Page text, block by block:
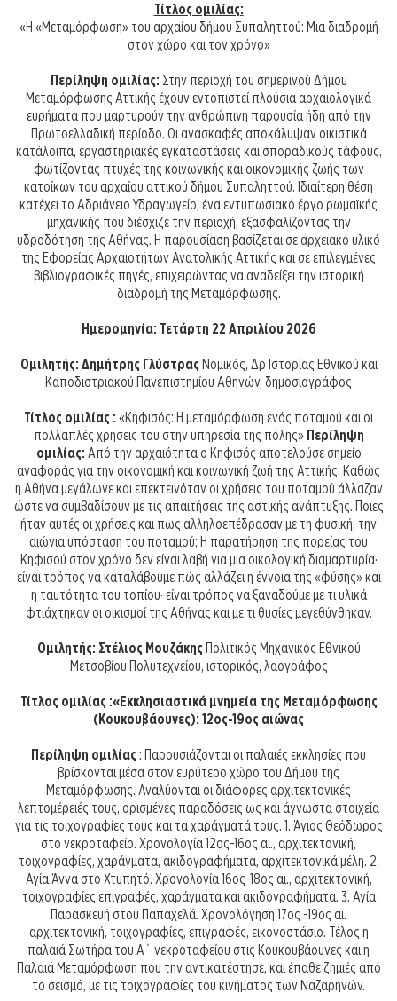
Τίτλος ομιλίας:
«Η «Μεταμόρφωση» του αρχαίου δήμου Συπαληττού: Μια διαδρομή
στον χώρο και τον χρόνο»
Περίληψη ομιλίας: Στην περιοχή του σημερινού Δήμου
Μεταμόρφωσης Αττικής έχουν εντοπιστεί πλούσια αρχαιολογικά
ευρήματα που μαρτυρούν την ανθρώπινη παρουσία ήδη από την
Πρωτοελλαδική περίοδο. Οι ανασκαφές αποκάλυψαν οικιστικά
κατάλοιπα, εργαστηριακές εγκαταστάσεις και σποραδικούς τάφους,
φωτίζοντας πτυχές της κοινωνικής και οικονομικής ζωής των
κατοίκων του αρχαίου αττικού δήμου Συπαληττού. Ιδιαίτερη θέση
κατέχει το Αδριάνειο Υδραγωγείο, ένα εντυπωσιακό έργο ρωμαϊκής
μηχανικής που διέσχιζε την περιοχή, εξασφαλίζοντας την
υδροδότηση της Αθήνας. Η παρουσίαση βασίζεται σε αρχειακό υλικό
της Εφορείας Αρχαιοτήτων Ανατολικής Αττικής και σε επιλεγμένες
βιβλιογραφικές πηγές, επιχειρώντας να αναδείξει την ιστορική
διαδρομή της Μεταμόρφωσης.
Ημερομηνία: Τετάρτη 22 Απριλίου 2026
Ομιλητής: Δημήτρης ΓλύστραςΝομικός, Δρ Ιστορίας Εθνικού και
Καποδιστριακού Πανεπιστημίου Αθηνών, δημοσιογράφος
Τίτλος ομιλίας : «Κηφισός: Η μεταμόρφωση ενός ποταμού και οι
πολλαπλές χρήσεις του στην υπηρεσία της πόλης» Περίληψη
ομιλίας: Από την αρχαιότητα ο Κηφισός αποτελούσε σημείο
αναφοράς για την οικονομική και κοινωνική ζωή της Αττικής. Καθώς
η Αθήνα μεγάλωνε και επεκτεινόταν οι χρήσεις του ποταμού άλλαζαν
ώστε να συμβαδίσουν με τις απαιτήσεις της αστικής ανάπτυξης. Ποιες
ήταν αυτές οι χρήσεις και πως αλληλοεπέδρασαν με τη φυσική, την
αιώνια υπόσταση του ποταμού; Η παρατήρηση της πορείας του
Κηφισού στον χρόνο δεν είναι λαβή για μια οικολογική διαμαρτυρία·
είναι τρόπος να καταλάβουμε πώς αλλάζει η έννοια της «φύσης» και
η ταυτότητα του τοπίου· είναι τρόπος να ξαναδούμε με τι υλικά
φτιάχτηκαν οι οικισμοί της Αθήνας και με τι θυσίες μεγεθύνθηκαν.
Ομιλητής: Στέλιος ΜουζάκηςΠολιτικός Μηχανικός Εθνικού
Μετσοβίου Πολυτεχνείου, ιστορικός, λαογράφος
Τίτλος ομιλίας :«Εκκλησιαστικά μνημεία της Μεταμόρφωσης
(Κουκουβάουνες): 12ος-19ος αιώνας
Περίληψη ομιλίας: Παρουσιάζονται οι παλαιές εκκλησίες που
βρίσκονται μέσα στον ευρύτερο χώρο του Δήμου της
Μεταμόρφωσης. Αναλύονται οι διάφορες αρχιτεκτονικές
λεπτομέρειές τους, ορισμένες παραδόσεις ως και άγνωστα στοιχεία
για τις τοιχογραφίες τους και τα χαράγματά τους. 1. Άγιος Θεόδωρος
στο νεκροταφείο. Χρονολογία 12ος-16ος αι., αρχιτεκτονική,
τοιχογραφίες, χαράγματα, ακιδογραφήματα, αρχιτεκτονικά μέλη. 2.
Αγία Άννα στο Χτυπητό. Χρονολογία 16ος-18ος αι., αρχιτεκτονική,
τοιχογραφίες επιγραφές, χαράγματα και ακιδογραφήματα. 3. Αγία
Παρασκευή στου Παπαχελά. Χρονολόγηση 17ος -19ος αι.
αρχιτεκτονική, τοιχογραφίες, επιγραφές, εικονοστάσιο. Τέλος η
παλαιά Σωτήρα του Α΄ νεκροταφείου στις Κουκουβάουνες και η
Παλαιά Μεταμόρφωση που την αντικατέστησε, και έπαθε ζημιές από
το σεισμό, με τις τοιχογραφίες του κινήματος των Ναζαρηνών.